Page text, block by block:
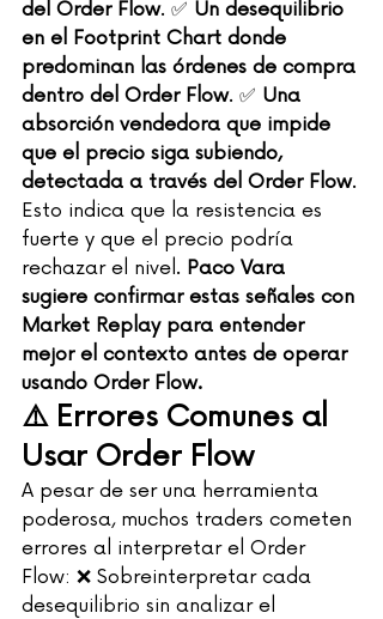
del Order Flow. ✅ Un desequilibrio
en el Footprint Chart donde
predominan las órdenes de compra
dentro del Order Flow. ✅ Una
absorción vendedora que impide
que el precio siga subiendo,
detectada a través del Order Flow.
Esto indica que la resistencia es
fuerte y que el precio podría
rechazar el nivel. Paco Vara
sugiere confirmar estas señales con
Market Replay para entender
mejor el contexto antes de operar
usando Order Flow.
⚠️ Errores Comunes al
Usar Order Flow
A pesar de ser una herramienta
poderosa, muchos traders cometen
errores al interpretar el Order
Flow: ❌ Sobreinterpretar cada
desequilibrio sin analizar el